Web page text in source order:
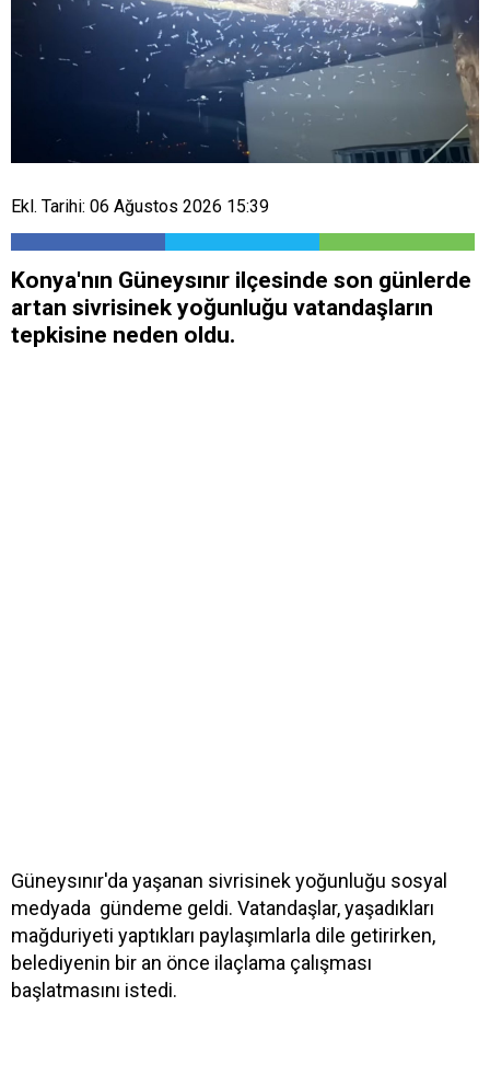
Ekl. Tarihi: 06 Ağustos 2026 15:39
Konya'nın Güneysınır ilçesinde son günlerde
artan sivrisinek yoğunluğu vatandaşların
tepkisine neden oldu.
Güneysınır'da yaşanan sivrisinek yoğunluğu sosyal
medyada gündeme geldi. Vatandaşlar, yaşadıkları
mağduriyeti yaptıkları paylaşımlarla dile getirirken,
belediyenin bir an önce ilaçlama çalışması
başlatmasını istedi.